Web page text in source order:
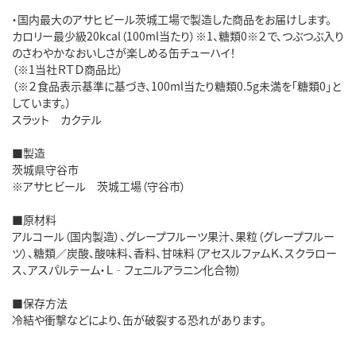
・国内最大のアサヒビール茨城工場で製造した商品をお届けします。
カロリー最少級20kcal（100ml当たり）※1、糖類0※２で、つぶつぶ入り
のさわやかなおいしさが楽しめる缶チューハイ！
（※1当社ＲＴＤ商品比）
（※２食品表示基準に基づき、100ml当たり糖類0.5g未満を「糖類0」と
しています。）
スラット カクテル
■製造
茨城県守谷市
※アサヒビール 茨城工場（守谷市）
■原材料
アルコール（国内製造）、グレープフルーツ果汁、果粒（グレープフルー
ツ）、糖類／炭酸、酸味料、香料、甘味料（アセスルファムＫ、スクラロー
ス、アスパルテーム・Ｌ‐フェニルアラニン化合物）
■保存方法
冷結や衝撃などにより、缶が破裂する恐れがあります。